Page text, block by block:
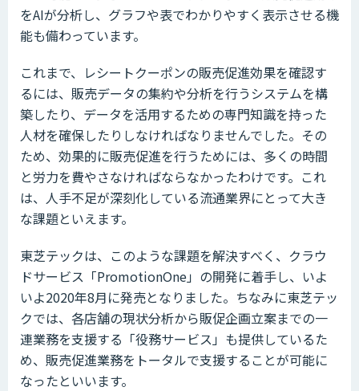
をAIが分析し、グラフや表でわかりやすく表示させる機
能も備わっています。
これまで、レシートクーポンの販売促進効果を確認す
るには、販売データの集約や分析を行うシステムを構
築したり、データを活用するための専門知識を持った
人材を確保したりしなければなりませんでした。その
ため、効果的に販売促進を行うためには、多くの時間
と労力を費やさなければならなかったわけです。これ
は、人手不足が深刻化している流通業界にとって大き
な課題といえます。
東芝テックは、このような課題を解決すべく、クラウ
ドサービス「PromotionOne」の開発に着手し、いよ
いよ2020年8月に発売となりました。ちなみに東芝テッ
クでは、各店舗の現状分析から販促企画立案までの一
連業務を支援する「役務サービス」も提供しているた
め、販売促進業務をトータルで支援することが可能に
なったといいます。